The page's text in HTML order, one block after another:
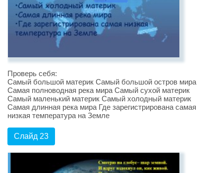
Проверь себя:
Самый большой материк Самый большой остров мира
Самая полноводная река мира Самый сухой материк
Самый маленький материк Самый холодный материк
Самая длинная река мира Где зарегистрирована самая
низкая температура на Земле
Слайд 23